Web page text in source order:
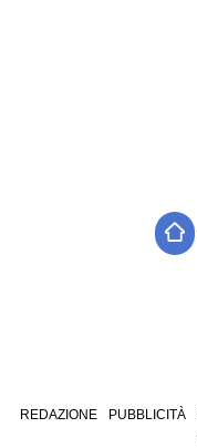
REDAZIONE PUBBLICITÀ